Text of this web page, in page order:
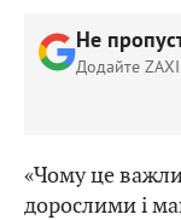
Не
Додайте
«Чому це
дорослими і